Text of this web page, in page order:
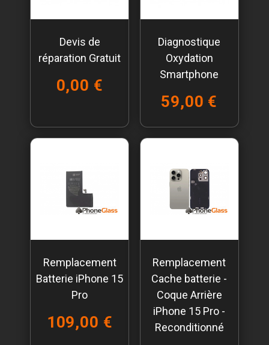
Devis de
réparation Gratuit
0,00 €
Diagnostique
Oxydation
Smartphone
59,00 €
Remplacement
Batterie iPhone 15
Pro
109,00 €
Remplacement
Cache batterie -
Coque Arrière
iPhone 15 Pro -
Reconditionné